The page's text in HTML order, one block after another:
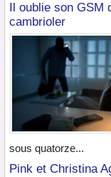
Il oublie son
cambrioler
sous quatorze...
Pink et Christina